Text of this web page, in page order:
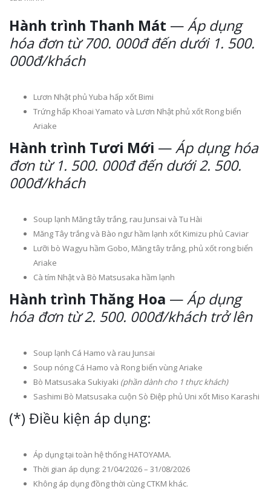
Hành trình Thanh Mát —Áp dụng
hóa đơn từ 700. 000đ đến dưới 1. 500.
000đ/khách
Lươn Nhật phủ Yuba hấp xốt Bimi
Trứng hấp Khoai Yamato và Lươn Nhật phủ xốt Rong biển
Ariake
Hành trình Tươi Mới —Áp dụng hóa
đơn từ1. 500. 000đ đến dưới 2. 500.
000đ/khách
Soup lạnh Măng tây trắng, rau Junsai và Tu Hài
Măng Tây trắng và Bào ngư hầm lạnh xốt Kimizu phủ Caviar
Lưỡi bò Wagyu hầm Gobo, Măng tây trắng, phủ xốt rong biển
Ariake
Cà tím Nhật và Bò Matsusaka hầm lạnh
Hành trình Thăng Hoa —Áp dụng
hóa đơn từ 2. 500. 000đ/khách trở lên
Soup lạnh Cá Hamo và rau Junsai
Soup nóng Cá Hamo và Rong biển vùng Ariake
Bò Matsusaka Sukiyaki (phần dành cho 1 thực khách)
Sashimi Bò Matsusaka cuộn Sò Điệp phủ Uni xốt Miso Karashi
(*) Điều kiện áp dụng:
Áp dụng tại toàn hệ thống HATOYAMA.
Thời gian áp dụng: 21/04/2026 – 31/08/2026
Không áp dụng đồng thời cùng CTKM khác.